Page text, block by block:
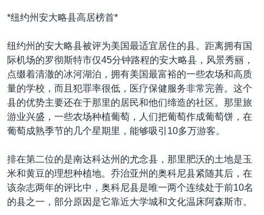
埃博拉疫情
美国之音专访
重要讲话与声明
台海两岸关系
南中国海争端
关注西藏
GEN Z 看美国
关注我们
其他语言网站
*纽约州安大略县高居榜首*
纽约州的安大略县被评为美国最适宜居住的县。距离拥有国
际机场的罗彻斯特市仅45分钟路程的安大略县，风景秀丽，
点缀着清澈的冰河湖泊，拥有美国最富裕的一些农场和高质
量的学校，而且犯罪率很低，医疗保健服务非常完善。这个
县的优势主要还在于那里的居民和他们缔造的社区。那里旅
游业兴盛，一些农场种植葡萄，人们把葡萄作成葡萄饼，在
葡萄成熟季节的几个星期里，能够吸引10多万游客。
排在第二位的是南达科达州的尤念县，那里肥沃的土地是玉
米和黄豆的理想种植地。乔治亚州的奥科尼县紧随其后，在
该杂志两年的评比中，奥科尼县是唯一两个连续处于前10名
的县之一，部分原因是它靠近大学城和文化温床阿森斯市。